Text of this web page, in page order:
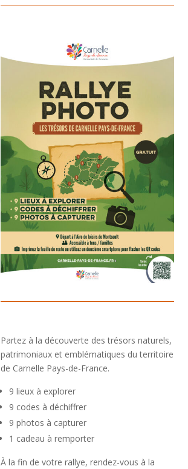
Partez à la découverte des trésors naturels,
patrimoniaux et emblématiques du territoire
de Carnelle Pays-de-France.
9 lieux à explorer
9 codes à déchiffrer
9 photos à capturer
1 cadeau à remporter
À la fin de votre rallye, rendez-vous à la